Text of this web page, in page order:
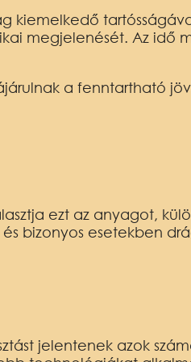
kiemelkedő
megjelenését. Az idő
a fenntartható
ezt az anyagot,
bizonyos esetekben
jelentenek azok